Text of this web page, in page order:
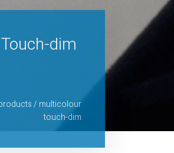
dim
/ multicolour
touch-dim